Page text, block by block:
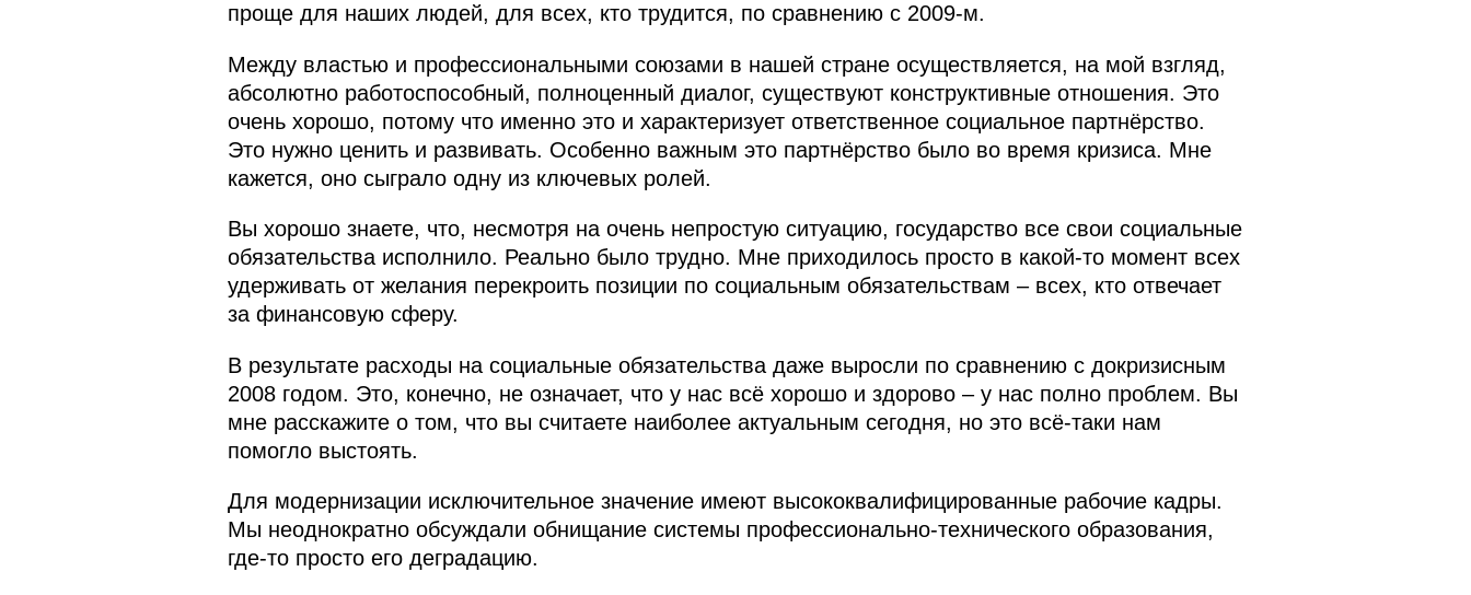
проще для наших людей, для всех, кто трудится, по сравнению с 2009-м.
Между властью и профессиональными союзами в нашей стране осуществляется, на мой взгляд,
абсолютно работоспособный, полноценный диалог, существуют конструктивные отношения. Это
очень хорошо, потому что именно это и характеризует ответственное социальное партнёрство.
Это нужно ценить и развивать. Особенно важным это партнёрство было во время кризиса. Мне
кажется, оно сыграло одну из ключевых ролей.
Вы хорошо знаете, что, несмотря на очень непростую ситуацию, государство все свои социальные
обязательства исполнило. Реально было трудно. Мне приходилось просто в какой‑то момент всех
удерживать от желания перекроить позиции по социальным обязательствам – всех, кто отвечает
за финансовую сферу.
В результате расходы на социальные обязательства даже выросли по сравнению с докризисным
2008 годом. Это, конечно, не означает, что у нас всё хорошо и здорово – у нас полно проблем. Вы
мне расскажите о том, что вы считаете наиболее актуальным сегодня, но это всё‑таки нам
помогло выстоять.
Для модернизации исключительное значение имеют высококвалифицированные рабочие кадры.
Мы неоднократно обсуждали обнищание системы профессионально-технического образования,
где‑то просто его деградацию.